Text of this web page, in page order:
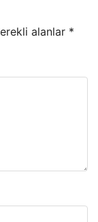
alanlar *